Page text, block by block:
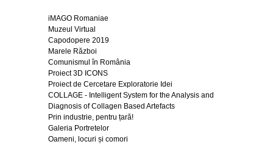
iMAGO Romaniae
Muzeul Virtual
Capodopere 2019
Marele Război
Comunismul în România
Proiect 3D ICONS
Proiect de Cercetare Exploratorie Idei
COLLAGE - Intelligent System for the Analysis and
Diagnosis of Collagen Based Artefacts
Prin industrie, pentru țară!
Galeria Portretelor
Oameni, locuri și comori